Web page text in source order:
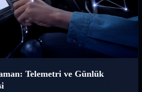
Telemetri ve Günlük